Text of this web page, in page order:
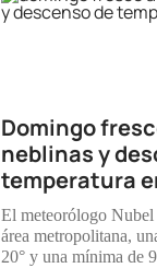
Domingo
neblinas y
temperatura
El meteorólogo Nubel
área metropolitana,
20° y una mínima de